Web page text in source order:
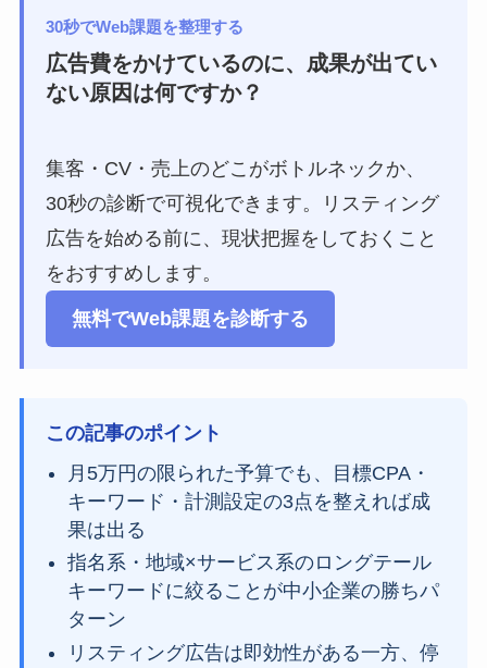
30秒でWeb課題を整理する
広告費をかけているのに、成果が出てい
ない原因は何ですか？
集客・CV・売上のどこがボトルネックか、
30秒の診断で可視化できます。リスティング
広告を始める前に、現状把握をしておくこと
をおすすめします。
無料でWeb課題を診断する
この記事のポイント
月5万円の限られた予算でも、目標CPA・
キーワード・計測設定の3点を整えれば成
果は出る
指名系・地域×サービス系のロングテール
キーワードに絞ることが中小企業の勝ちパ
ターン
リスティング広告は即効性がある一方、停